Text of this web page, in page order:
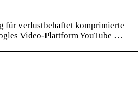
für verlustbehaftet komprimierte
Video-Plattform YouTube …